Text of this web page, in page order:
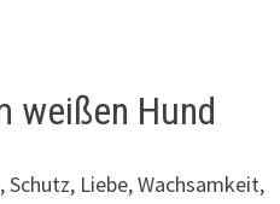
weißen Hund
Liebe, Wachsamkeit,